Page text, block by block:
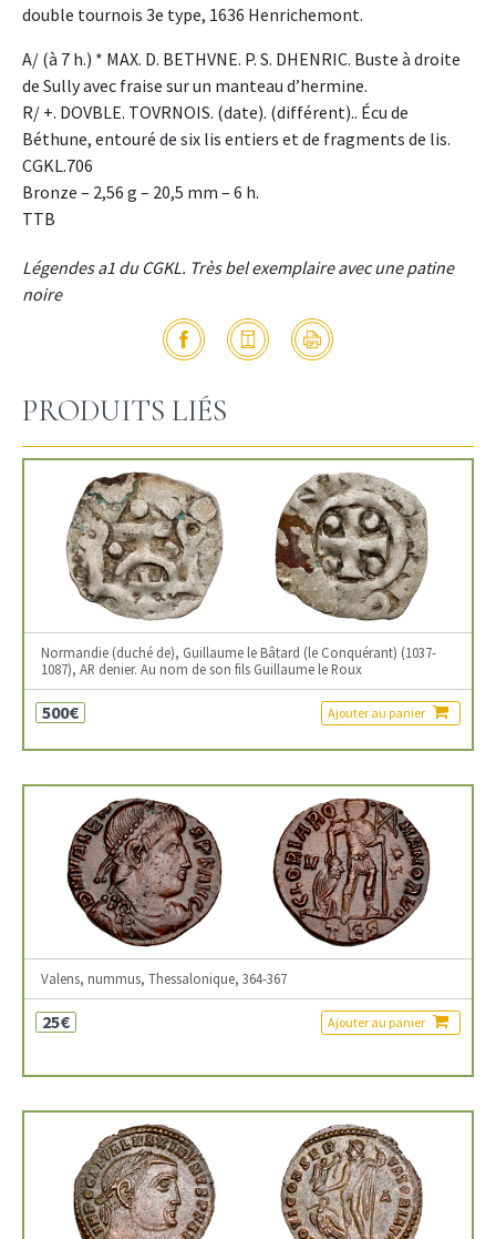
double tournois 3e type, 1636 Henrichemont.
A/ (à 7 h.) * MAX. D. BETHVNE. P. S. DHENRIC. Buste à droite
de Sully avec fraise sur un manteau d’hermine.
R/ +. DOVBLE. TOVRNOIS. (date). (différent).. Écu de
Béthune, entouré de six lis entiers et de fragments de lis.
CGKL.706
Bronze – 2,56 g – 20,5 mm – 6 h.
TTB
Légendes a1 du CGKL. Très bel exemplaire avec une patine
noire
PRODUITS LIÉS
Normandie (duché de), Guillaume le Bâtard (le Conquérant) (1037-
1087), AR denier. Au nom de son fils Guillaume le Roux
500€ Ajouter au panier
Valens, nummus, Thessalonique, 364-367
25€ Ajouter au panier